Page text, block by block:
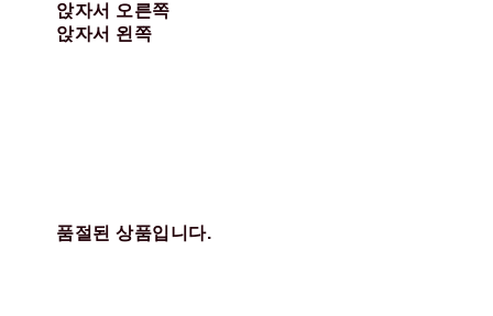
앉자서 오른쪽
앉자서 왼쪽
품절된 상품입니다.